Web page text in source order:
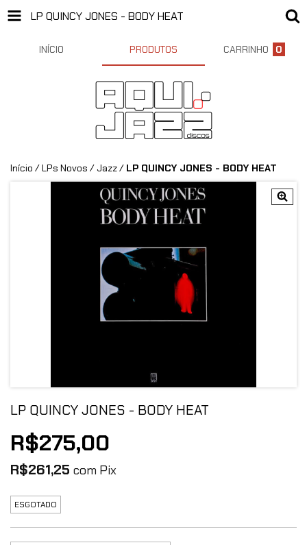
LP QUINCY JONES - BODY HEAT
INÍCIO PRODUTOS CARRINHO 0
Início /LPs Novos /Jazz/ LP QUINCY JONES - BODY HEAT
LP QUINCY JONES - BODY HEAT
R$275,00
R$261,25 com Pix
ESGOTADO